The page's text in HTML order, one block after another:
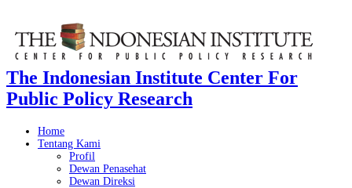
The Indonesian Institute Center For
Public Policy Research
Home
Tentang Kami
Profil
Dewan Penasehat
Dewan Direksi